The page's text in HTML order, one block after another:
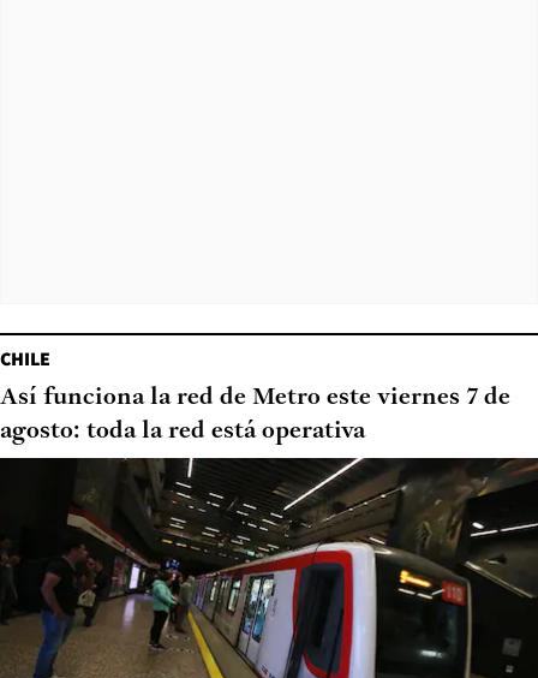
CHILE
Así funciona la red de Metro este viernes 7 de
agosto: toda la red está operativa